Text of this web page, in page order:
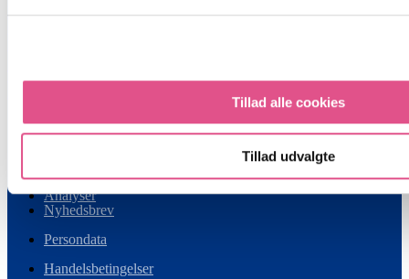
Tillad alle cookies
Tillad udvalgte
Retail Institute Scandinavia A/S
Om os
Partnerskab
Analyser
Nyhedsbrev
Persondata
Handelsbetingelser